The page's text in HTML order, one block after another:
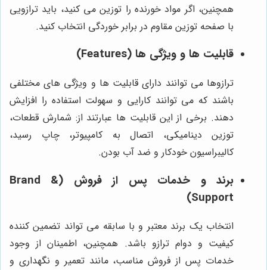
همچنین، اگر مواد خورنده را توزین می کنید، باید ترازویی
با صفحه توزین مقاوم در برابر خوردگی انتخاب کنید.
قابلیت ها و ویژگی ها (Features)
ترازوها می توانند دارای قابلیت ها و ویژگی های مختلفی
باشند که می توانند کارایی و سهولت استفاده را افزایش
دهند. برخی از این قابلیت ها عبارتند از: شمارش قطعات،
توزین دینامیکی، اتصال به کامپیوتر، چاپ رسید،
کالیبراسیون خودکار و ضد آب بودن.
برند و خدمات پس از فروش (Brand &
Support)
انتخاب یک برند معتبر و با سابقه می تواند تضمین کننده
کیفیت و دوام ترازو باشد. همچنین، اطمینان از وجود
خدمات پس از فروش مناسب، مانند تعمیر و نگهداری و